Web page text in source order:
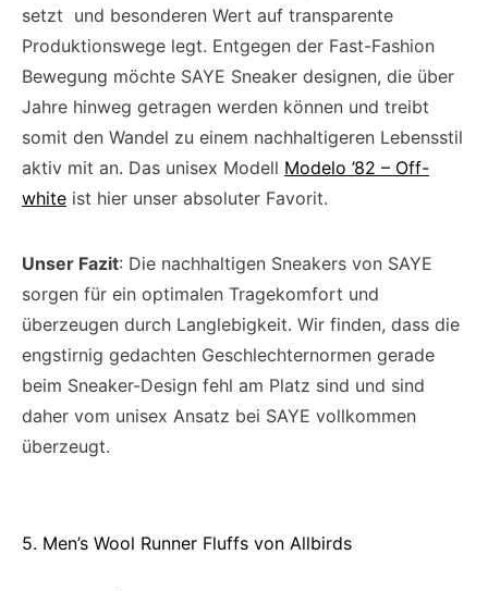
setzt und besonderen Wert auf transparente
Produktionswege legt. Entgegen der Fast-Fashion
Bewegung möchte SAYE Sneaker designen, die über
Jahre hinweg getragen werden können und treibt
somit den Wandel zu einem nachhaltigeren Lebensstil
aktiv mit an. Das unisex Modell Modelo ’82 – Off-
white ist hier unser absoluter Favorit.
Unser Fazit: Die nachhaltigen Sneakers von SAYE
sorgen für ein optimalen Tragekomfort und
überzeugen durch Langlebigkeit. Wir finden, dass die
engstirnig gedachten Geschlechternormen gerade
beim Sneaker-Design fehl am Platz sind und sind
daher vom unisex Ansatz bei SAYE vollkommen
überzeugt.
5. Men’s Wool Runner Fluffs von Allbirds